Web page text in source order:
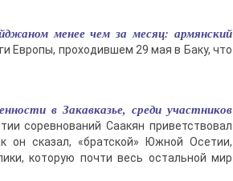
менее чем за месяц: армянский
Европы, проходившем 29 мая в Баку, что
в Закавказье, среди участников
соревнований Саакян приветствовал
он сказал, «братской» Южной Осетии,
которую почти весь остальной мир